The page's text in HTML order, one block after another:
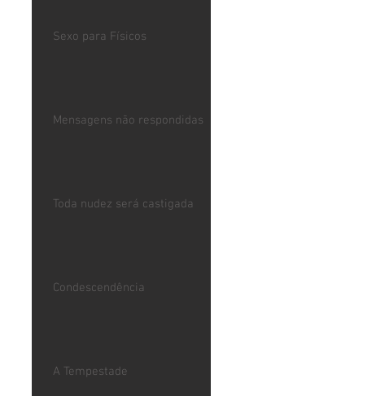
Sexo para Físicos
Mensagens não respondidas
Toda nudez será castigada
Condescendência
A Tempestade